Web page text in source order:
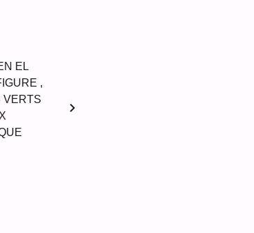
EL
,
VERTS
chevron_right